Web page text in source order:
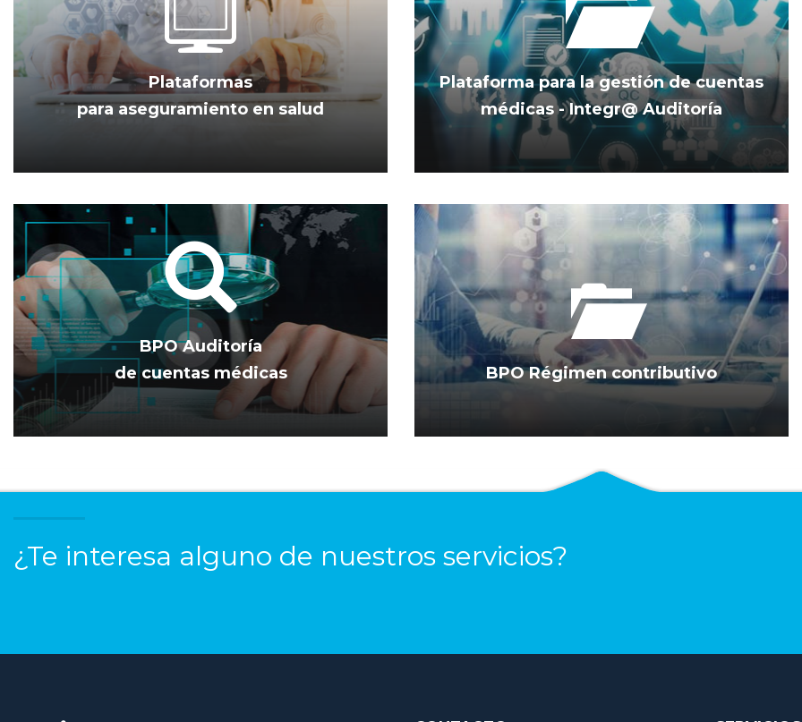
Plataformas
para aseguramiento en salud
Plataforma para la gestión de cuentas
médicas - Integr@ Auditoría
BPO Auditoría
de cuentas médicas
BPO Régimen contributivo
¿Te interesa alguno de nuestros servicios?